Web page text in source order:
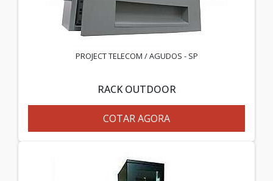
PROJECT TELECOM / AGUDOS - SP
RACK OUTDOOR
COTAR AGORA